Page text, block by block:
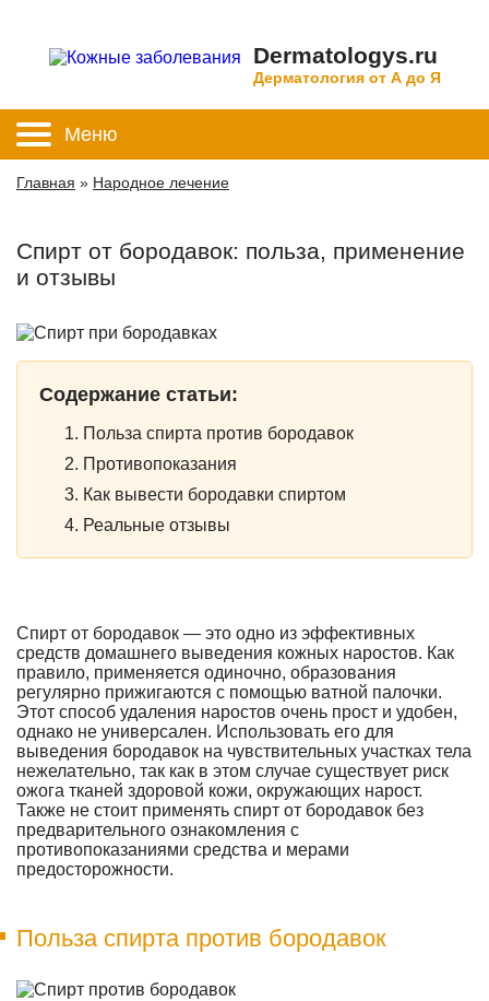
Dermatologys.ru
Дерматология от А до Я
Меню
Главная » Народное лечение
Спирт от бородавок: польза, применение
и отзывы
Содержание статьи:
Польза спирта против бородавок
Противопоказания
Как вывести бородавки спиртом
Реальные отзывы
Спирт от бородавок — это одно из эффективных
средств домашнего выведения кожных наростов. Как
правило, применяется одиночно, образования
регулярно прижигаются с помощью ватной палочки.
Этот способ удаления наростов очень прост и удобен,
однако не универсален. Использовать его для
выведения бородавок на чувствительных участках тела
нежелательно, так как в этом случае существует риск
ожога тканей здоровой кожи, окружающих нарост.
Также не стоит применять спирт от бородавок без
предварительного ознакомления с
противопоказаниями средства и мерами
предосторожности.
Польза спирта против бородавок